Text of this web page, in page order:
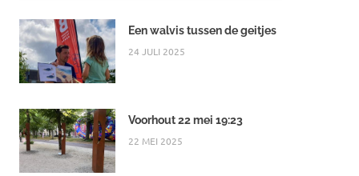
Een walvis tussen de geitjes
24 JULI 2025
Voorhout 22 mei 19:23
22 MEI 2025